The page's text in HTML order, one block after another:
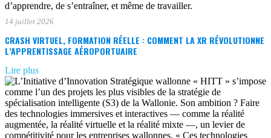
14 juillet 2026
CRASH VIRTUEL, FORMATION RÉELLE : COMMENT LA XR RÉVOLUTIONNE
L’APPRENTISSAGE AÉROPORTUAIRE
Lire plus